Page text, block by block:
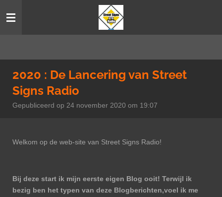
direct
2020 : De Lancering van Street
Signs Radio
Gepubliceerd op 24 november 2020 om 19:07
Welkom op de web-site van Street Signs Radio!
Bij deze start ik mijn eerste eigen Blog ooit! Terwijl ik
bezig ben het typen van deze Blogberichten,voel ik me